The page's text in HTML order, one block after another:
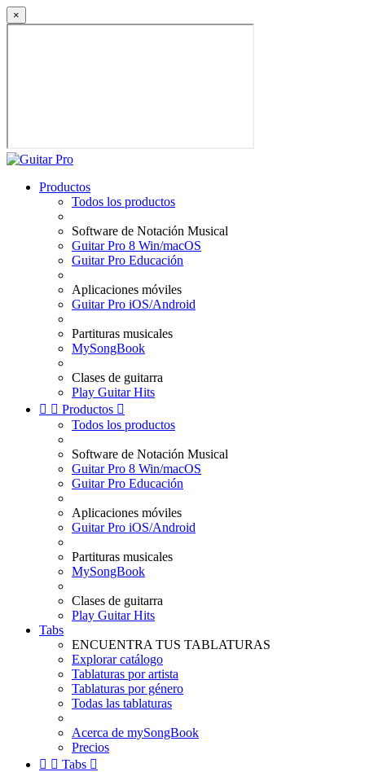
×
Productos
Todos los productos
Software de Notación Musical
Guitar Pro 8 Win/macOS
Guitar Pro Educación
Aplicaciones móviles
Guitar Pro iOS/Android
Partituras musicales
MySongBook
Clases de guitarra
Play Guitar Hits
  Productos 
Todos los productos
Software de Notación Musical
Guitar Pro 8 Win/macOS
Guitar Pro Educación
Aplicaciones móviles
Guitar Pro iOS/Android
Partituras musicales
MySongBook
Clases de guitarra
Play Guitar Hits
Tabs
ENCUENTRA TUS TABLATURAS
Explorar catálogo
Tablaturas por artista
Tablaturas por género
Todas las tablaturas
Acerca de mySongBook
Precios
  Tabs 